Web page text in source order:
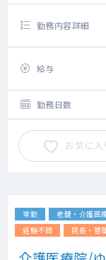
勤務内容詳細
給与
勤務日数
お気に入
常勤 老健・介護医
経験不問
院長・管